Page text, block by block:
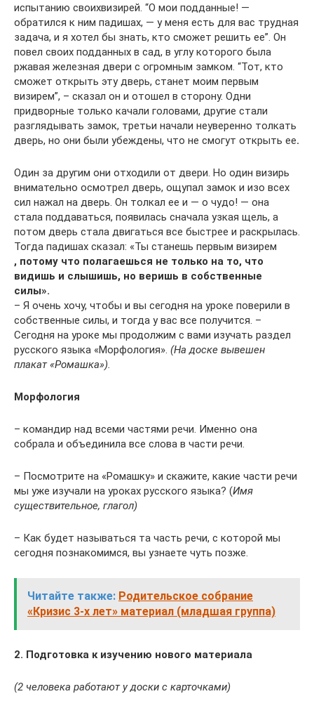
испытанию своихвизирей. “О мои подданные! —
обратился к ним падишах, — у меня есть для вас трудная
задача, и я хотел бы знать, кто сможет решить ее”. Он
повел своих подданных в сад, в углу которого была
ржавая железная двери с огромным замком. “Тот, кто
сможет открыть эту дверь, станет моим первым
визирем”, – сказал он и отошел в сторону. Одни
придворные только качали головами, другие стали
разглядывать замок, третьи начали неуверенно толкать
дверь, но они были убеждены, что не смогут открыть ее.
Один за другим они отходили от двери. Но один визирь
внимательно осмотрел дверь, ощупал замок и изо всех
сил нажал на дверь. Он толкал ее и — о чудо! — она
стала поддаваться, появилась сначала узкая щель, а
потом дверь стала двигаться все быстрее и раскрылась.
Тогда падишах сказал: «Ты станешь первым визирем
, потому что полагаешься не только на то, что
видишь и слышишь, но веришь в собственные
силы».
– Я очень хочу, чтобы и вы сегодня на уроке поверили в
собственные силы, и тогда у вас все получится. –
Сегодня на уроке мы продолжим с вами изучать раздел
русского языка «Морфология». (На доске вывешен
плакат «Ромашка»).
Морфология
– командир над всеми частями речи. Именно она
собрала и объединила все слова в части речи.
– Посмотрите на «Ромашку» и скажите, какие части речи
мы уже изучали на уроках русского языка? (Имя
существительное, глагол)
– Как будет называться та часть речи, с которой мы
сегодня познакомимся, вы узнаете чуть позже.
Читайте также: Родительское собрание
«Кризис 3-х лет» материал (младшая группа)
2. Подготовка к изучению нового материала
(2 человека работают у доски с карточками)